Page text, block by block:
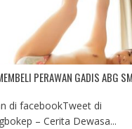
PERAWAN GADIS ABG
di facebookTweet di
– Cerita Dewasa...